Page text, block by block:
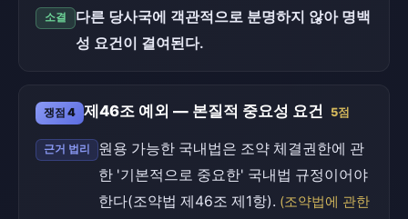
소결
다른 당사국에 객관적으로 분명하지 않아 명백
성 요건이 결여된다.
쟁점 4 제46조 예외 — 본질적 중요성 요건 5점
근거 법리
원용 가능한 국내법은 조약 체결권한에 관
한 '기본적으로 중요한' 국내법 규정이어야
한다(조약법 제46조 제1항). (조약법에 관한